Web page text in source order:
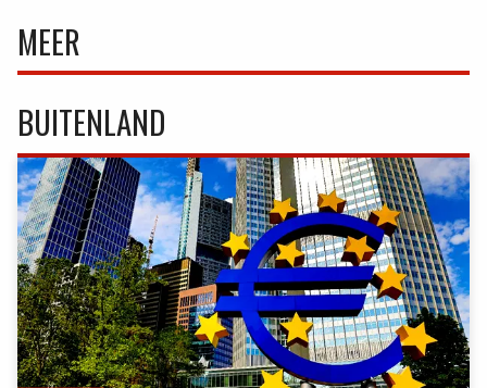
MEER
BUITENLAND